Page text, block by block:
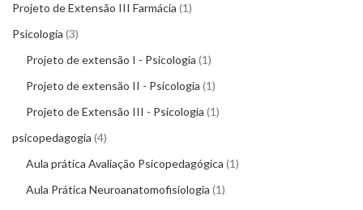
Projeto de Extensão III Farmácia 1
Psicologia 3
Projeto de extensão I - Psicologia 1
Projeto de extensão II - Psicologia 1
Projeto de Extensão III - Psicologia 1
psicopedagogia 4
Aula prática Avaliação Psicopedagógica 1
Aula Prática Neuroanatomofisiologia 1